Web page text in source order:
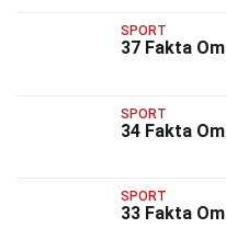
SPORT
37 Fakta
SPORT
34 Fakta
SPORT
33 Fakta